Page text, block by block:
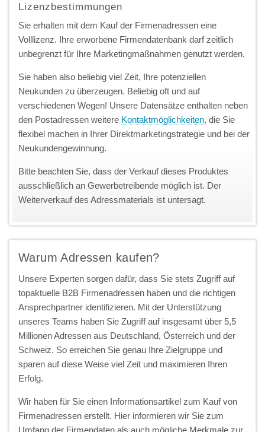
Lizenzbestimmungen
Sie erhalten mit dem Kauf der Firmenadressen eine
Volllizenz. Ihre erworbene Firmendatenbank darf zeitlich
unbegrenzt für Ihre Marketingmaßnahmen genutzt werden.
Sie haben also beliebig viel Zeit, Ihre potenziellen
Neukunden zu überzeugen. Beliebig oft und auf
verschiedenen Wegen! Unsere Datensätze enthalten neben
den Postadressen weitere Kontaktmöglichkeiten, die Sie
flexibel machen in Ihrer Direktmarketingstrategie und bei der
Neukundengewinnung.
Bitte beachten Sie, dass der Verkauf dieses Produktes
ausschließlich an Gewerbetreibende möglich ist. Der
Weiterverkauf des Adressmaterials ist untersagt.
Warum Adressen kaufen?
Unsere Experten sorgen dafür, dass Sie stets Zugriff auf
topaktuelle B2B Firmenadressen haben und die richtigen
Ansprechpartner identifizieren. Mit der Unterstützung
unseres Teams haben Sie Zugriff auf insgesamt über 5,5
Millionen Adressen aus Deutschland, Österreich und der
Schweiz. So erreichen Sie genau Ihre Zielgruppe und
sparen auf diese Weise viel Zeit und maximieren Ihren
Erfolg.
Wir haben für Sie einen Informationsartikel zum Kauf von
Firmenadressen erstellt. Hier informieren wir Sie zum
Umfang der Firmendaten als auch mögliche Merkmale zur